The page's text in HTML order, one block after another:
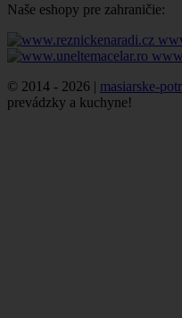
Naše eshopy pre zahraničie:
© 2014 - 2026 | masiarske-
prevádzky a kuchyne!